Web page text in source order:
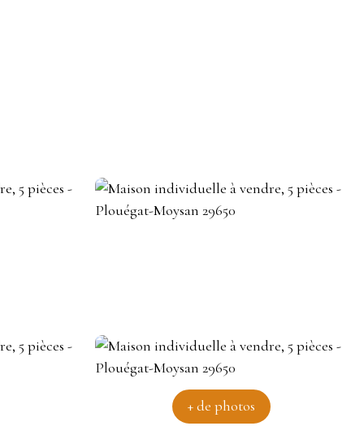
DEVENIR CONSEILLER IMMOBILIER
+ de photos